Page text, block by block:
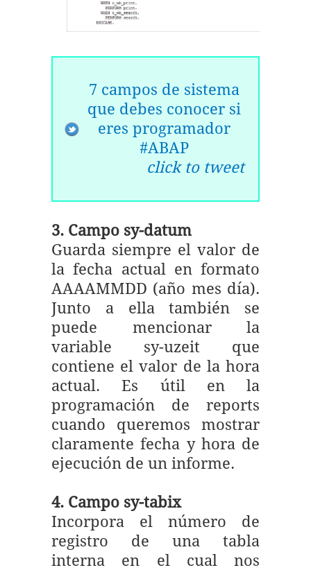
7 campos de sistema
que debes conocer si
eres programador
#ABAP
click to tweet
3. Campo sy-datum
Guarda siempre el valor de
la fecha actual en formato
AAAAMMDD (año mes día).
Junto a ella también se
puede mencionar la
variable sy-uzeit que
contiene el valor de la hora
actual. Es útil en la
programación de reports
cuando queremos mostrar
claramente fecha y hora de
ejecución de un informe.
4. Campo sy-tabix
Incorpora el número de
registro de una tabla
interna en el cual nos